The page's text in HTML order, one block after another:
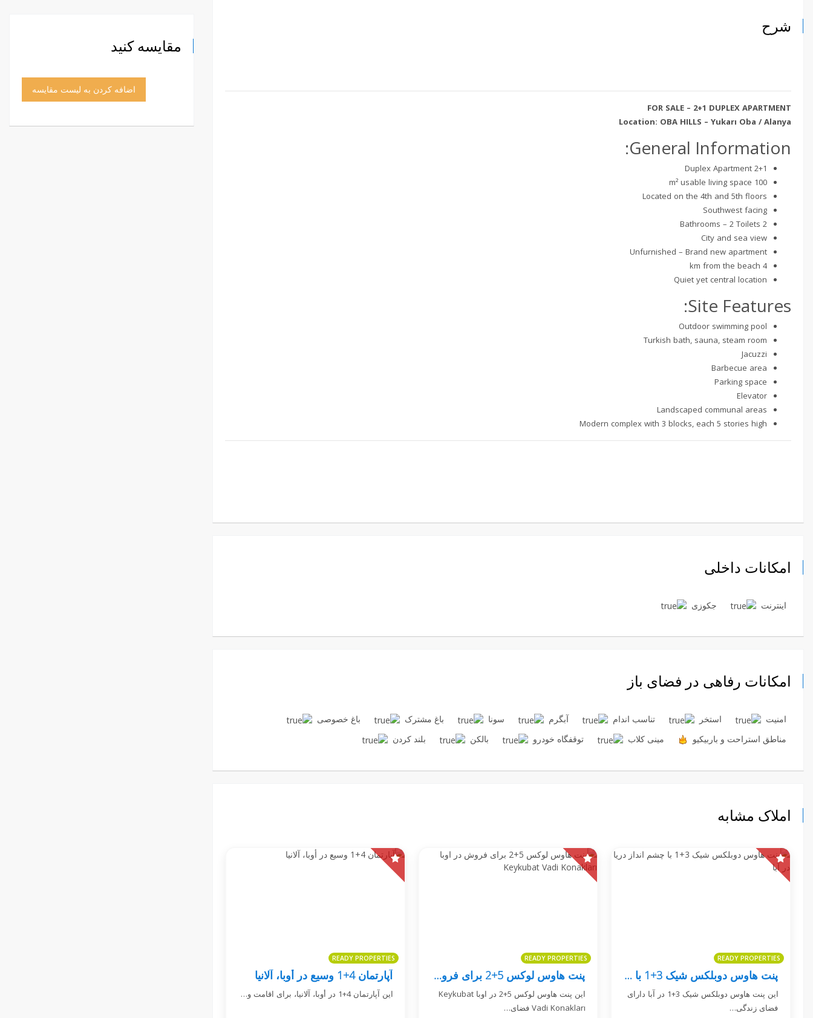
شرح
FOR SALE – 2+1 DUPLEX APARTMENT
Location: OBA HILLS – Yukarı Oba / Alanya
General Information:
2+1 Duplex Apartment
100 m² usable living space
Located on the 4th and 5th floors
Southwest facing
2 Bathrooms – 2 Toilets
City and sea view
Unfurnished – Brand new apartment
4 km from the beach
Quiet yet central location
Site Features:
Outdoor swimming pool
Turkish bath, sauna, steam room
Jacuzzi
Barbecue area
Parking space
Elevator
Landscaped communal areas
Modern complex with 3 blocks, each 5 stories high
امکانات داخلی
اینترنت جکوزی
امکانات رفاهی در فضای باز
امنیت استخر تناسب اندام آبگرم سونا باغ مشترک
باغ خصوصی
مناطق استراحت و باربیکیو
مینی کلاب توقفگاه خودرو بالکن بلند کردن
املاک مشابه
READY PROPERTIES
پنت هاوس دوبلکس شیک 3+1 با چشم انداز دریا در آبا
این پنت هاوس دوبلکس شیک 3+1 در آبا دارای
فضای زندگی…
READY PROPERTIES
پنت هاوس لوکس 5+2 برای فروش در اوبا Keykubat Vadi Konakları
این پنت هاوس لوکس 5+2 در اوبا Keykubat
Vadi Konakları فضای…
READY PROPERTIES
آپارتمان 4+1 وسیع در أوبا، آلانیا
این آپارتمان 4+1 در أوبا، آلانیا، برای اقامت و…
مقایسه کنید
اضافه کردن به لیست مقایسه